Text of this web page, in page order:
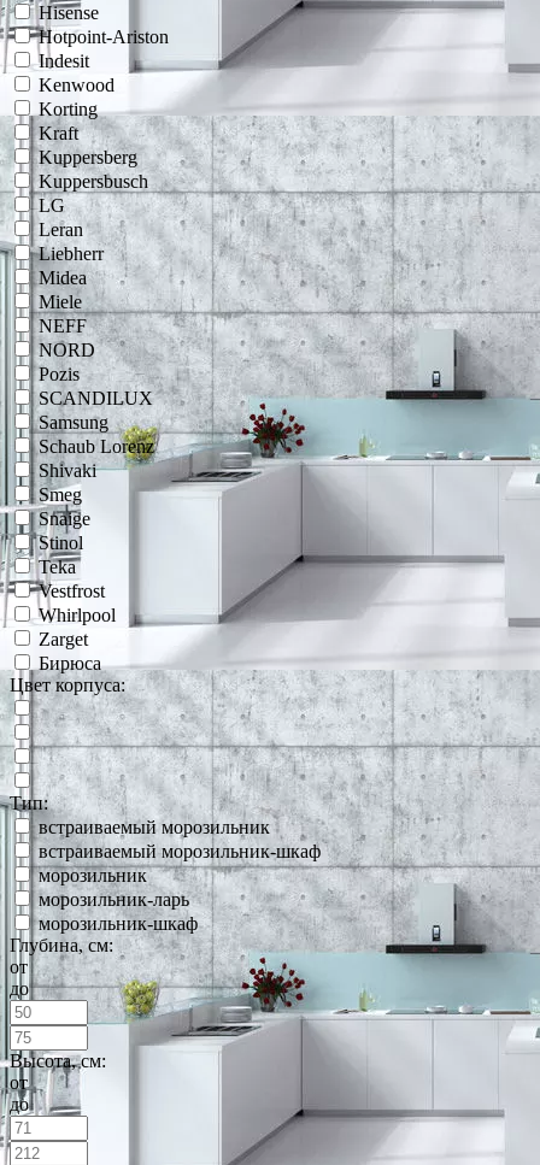
Hisense
Hotpoint-Ariston
Indesit
Kenwood
Korting
Kraft
Kuppersberg
Kuppersbusch
LG
Leran
Liebherr
Midea
Miele
NEFF
NORD
Pozis
SCANDILUX
Samsung
Schaub Lorenz
Shivaki
Smeg
Snaige
Stinol
Teka
Vestfrost
Whirlpool
Zarget
Бирюса
Цвет корпуса:
Тип:
встраиваемый морозильник
встраиваемый морозильник-шкаф
морозильник
морозильник-ларь
морозильник-шкаф
Глубина, см:
от
до
Высота, см:
от
до